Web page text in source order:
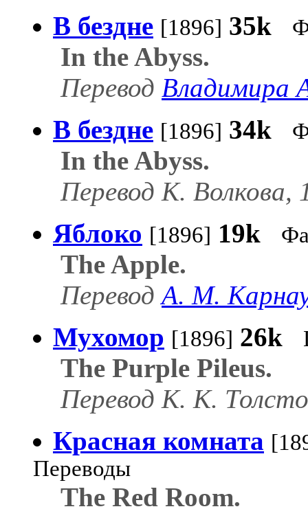
В бездне [1896] 35k
In the Abyss.
Перевод Владимира
В бездне [1896] 34k
In the Abyss.
Перевод К. Волкова,
Яблоко [1896] 19k
The Apple.
ПереводА. М.
Мухомор [1896] 26k
The Purple Pileus.
Перевод К. К.
Красная комната
Переводы
The Red Room.